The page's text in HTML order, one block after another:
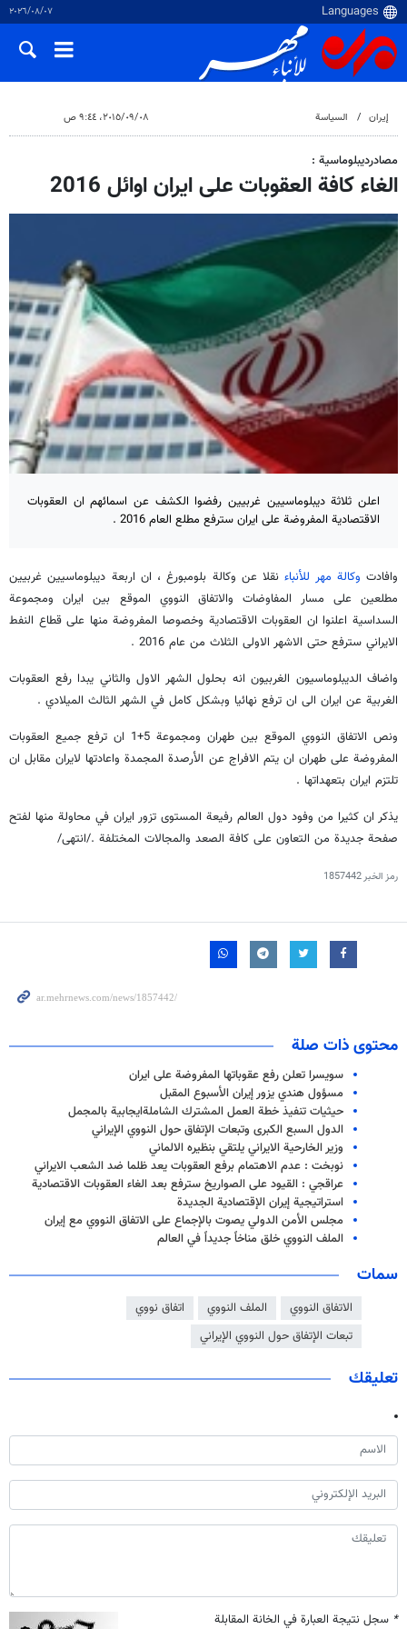
٠٧‏/٠٨‏/٢٠٢٦
إيران السياسة ٠٨‏/٠٩‏/٢٠١٥، ٩:٤٤ ص
مصادرديبلوماسية :
الغاء كافة العقوبات على ايران اوائل 2016
اعلن ثلاثة ديبلوماسيين غربيين رفضوا الكشف عن اسمائهم ان العقوبات
الاقتصادية المفروضة على ايران سترفع مطلع العام 2016 .
وافادت وكالة مهر للأنباءنقلا عن وكالة بلومبورغ ، ان اربعة ديبلوماسيين غربيين
مطلعين على مسار المفاوضات والاتفاق النووي الموقع بين ايران ومجموعة
السداسية اعلنوا ان العقوبات الاقتصادية وخصوصا المفروضة منها على قطاع النفط
الايراني سترفع حتى الاشهر الاولى الثلاث من عام 2016 .
واضاف الديبلوماسيون الغربيون انه بحلول الشهر الاول والثاني يبدا رفع العقوبات
الغربية عن ايران الى ان ترفع نهائيا وبشكل كامل في الشهر الثالث الميلادي .
ونص الاتفاق النووي الموقع بين طهران ومجموعة 5+1 ان ترفع جميع العقوبات
المفروضة على طهران ان يتم الافراج عن الأرصدة المجمدة واعادتها لايران مقابل ان
تلتزم ايران بتعهداتها .
يذكر ان كثيرا من وفود دول العالم رفيعة المستوى تزور ايران في محاولة منها لفتح
صفحة جديدة من التعاون على كافة الصعد والمجالات المختلفة ./انتهى/
رمز الخبر1857442
محتوى ذات صلة
سويسرا تعلن رفع عقوباتها المفروضة على ايران
مسؤول هندي يزور إيران الأسبوع المقبل
حيثيات تنفيذ خطة العمل المشترك الشاملةايجابية بالمجمل
الدول السبع الكبرى وتبعات الإتفاق حول النووي الإيراني
وزير الخارحية الايراني يلتقي بنظيره الالماني
نوبخت : عدم الاهتمام برفع العقوبات يعد ظلما ضد الشعب الايراني
عراقجي : القيود على الصواريخ سترفع بعد الغاء العقوبات الاقتصادية
استراتيجية إيران الإقتصادية الجديدة
مجلس الأمن الدولي يصوت بالإجماع على الاتفاق النووي مع إيران
الملف النووي خلق مناخاً جديداً في العالم
سمات
الاتفاق النووي الملف النووي
اتفاق نووي
تبعات الإتفاق حول النووي الإيراني
تعليقك
* سجل نتيجة العبارة في الخانة المقابلة